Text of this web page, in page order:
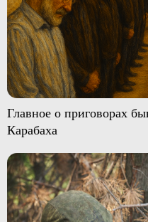
Главное о приговорах
Карабаха